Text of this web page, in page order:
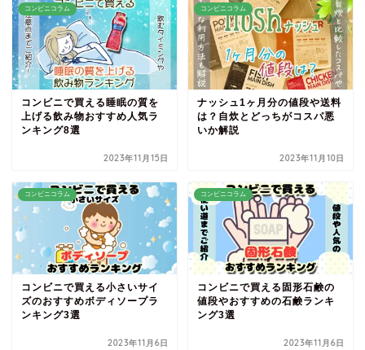
コンビニコラム
コンビニで買える睡眠の質を
上げる飲み物おすすめ人気ラ
ンキング8選
2023年11月15日
コンビニコラム
ナッシュ1ヶ月分の値段や送料
は？自炊とどっちがコスパ悪
いか解説
2023年11月10日
コンビニコラム
コンビニで買える小さいサイ
ズのおすすめボディソープラ
ンキング3選
2023年11月6日
コンビニコラム
コンビニで買える固形石鹸の
値段やおすすめの石鹸ランキ
ング3選
2023年11月6日